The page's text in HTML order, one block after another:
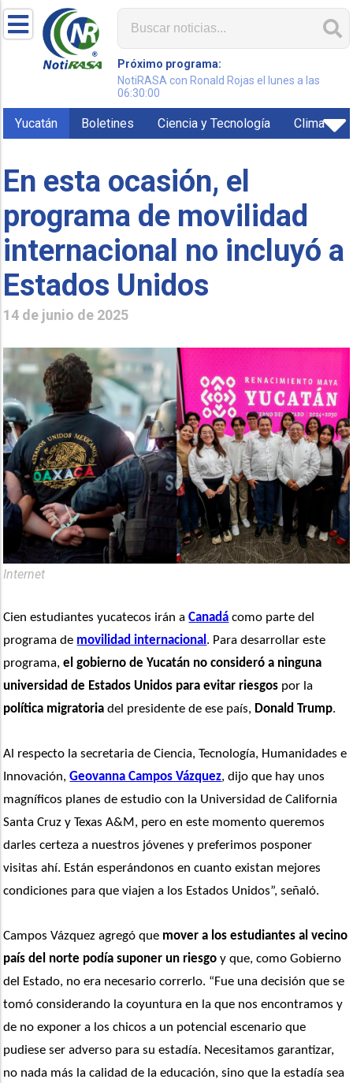
Próximo programa:
NotiRASA con Ronald Rojas el lunes a las
06:30:00
Yucatán Boletines Ciencia y Tecnología Clima
En esta ocasión, el
programa de movilidad
internacional no incluyó a
Estados Unidos
14 de junio de 2025
Internet
Cien estudiantes yucatecos irán a Canadá como parte del
programa de movilidad internacional. Para desarrollar este
programa, el gobierno de Yucatán no consideró a ninguna
universidad de Estados Unidos para evitar riesgos
política migratoria del presidente de ese país, Donald Trump.
Al respecto la secretaria de Ciencia, Tecnología, Humanidades e
Innovación, Geovanna Campos Vázquez, dijo que hay unos
magníficos planes de estudio con la Universidad de California
Santa Cruz y Texas A&M, pero en este momento queremos
darles certeza a nuestros jóvenes y preferimos posponer
visitas ahí. Están esperándonos en cuanto existan mejores
condiciones para que viajen a los Estados Unidos”, señaló.
Campos Vázquez agregó que mover a los estudiantes al vecino
país del norte podía suponer un riesgo y que, como Gobierno
del Estado, no era necesario correrlo. “Fue una decisión que se
tomó considerando la coyuntura en la que nos encontramos y
de no exponer a los chicos a un potencial escenario que
pudiese ser adverso para su estadía. Necesitamos garantizar,
no nada más la calidad de la educación, sino que la estadía sea